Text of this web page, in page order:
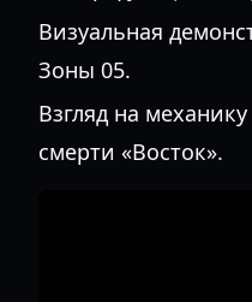
Визуальная
Зоны 05.
Взгляд на
смерти «Восток».